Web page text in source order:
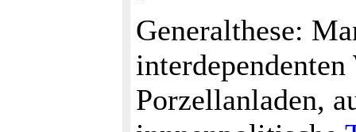
Generalthese:
Porzellanladen,